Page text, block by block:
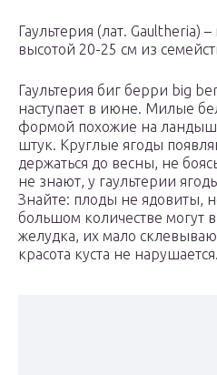
Гаультерия (лат. Gaulthеria)
высотой 20-25 см из
Гаультерия биг берри big
наступает в июне. Милые
формой похожие на
штук. Круглые ягоды
держаться до весны, не
не знают, у гаультерии
Знайте: плоды не ядовиты,
большом количестве могут
желудка, их мало
красота куста не нарушается.